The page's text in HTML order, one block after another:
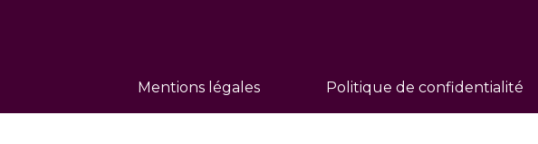
Mentions légales Politique de confidentialité